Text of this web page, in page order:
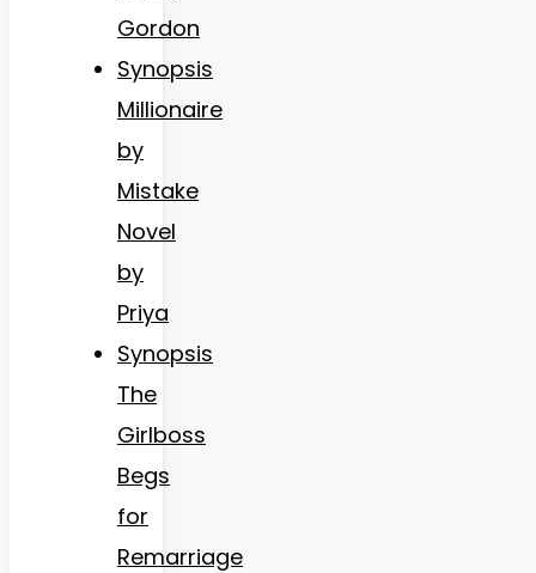
Gordon
Synopsis
Millionaire
by
Mistake
Novel
by
Priya
Synopsis
The
Girlboss
Begs
for
Remarriage